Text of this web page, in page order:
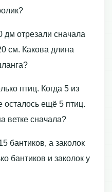
отрезали сначала
см. Какова длина
птиц. Когда 5 из
осталось ещё 5 птиц.
ветке сначала?
бантиков, а заколок
бантиков и заколок у